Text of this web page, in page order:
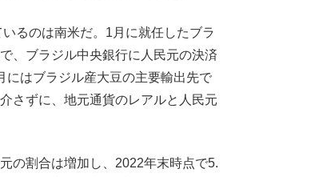
るのは南米だ。1月に就任したブラ
、ブラジル中央銀行に人民元の決済
にはブラジル産大豆の主要輸出先で
さずに、地元通貨のレアルと人民元
の割合は増加し、2022年末時点で5.